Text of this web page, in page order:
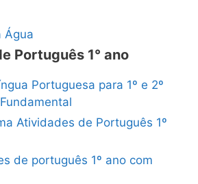
Água
Português 1° ano
Portuguesa para 1º e 2º
Atividades de Português 1º
de português 1º ano com